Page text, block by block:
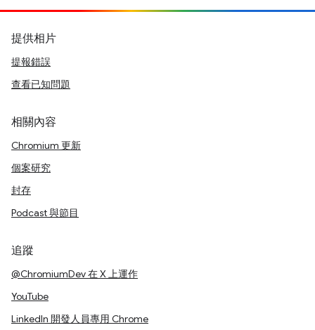
提供相片
提報錯誤
查看已知問題
相關內容
Chromium 更新
個案研究
封存
Podcast 與節目
追蹤
@ChromiumDev 在 X 上運作
YouTube
LinkedIn 開發人員專用 Chrome